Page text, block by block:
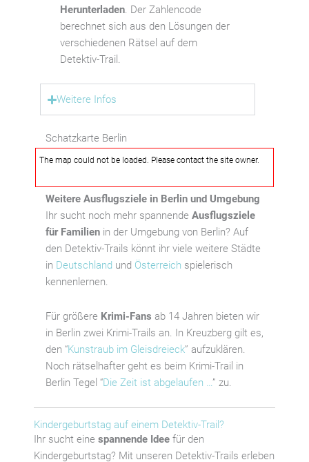
Herunterladen. Der Zahlencode
berechnet sich aus den Lösungen der
verschiedenen Rätsel auf dem
Detektiv-Trail.
Weitere Infos
Schatzkarte Berlin
The map could not be loaded. Please contact the site owner.
Weitere Ausflugsziele in Berlin und Umgebung
Ihr sucht noch mehr spannende Ausflugsziele
für Familien in der Umgebung von Berlin? Auf
den Detektiv-Trails könnt ihr viele weitere Städte
in Deutschland und Österreich spielerisch
kennenlernen.
Für größere Krimi-Fans ab 14 Jahren bieten wir
in Berlin zwei Krimi-Trails an. In Kreuzberg gilt es,
den “Kunstraub im Gleisdreieck” aufzuklären.
Noch rätselhafter geht es beim Krimi-Trail in
Berlin Tegel “Die Zeit ist abgelaufen …” zu.
Kindergeburtstag auf einem Detektiv-Trail?
Ihr sucht eine spannende Idee für den
Kindergeburtstag? Mit unseren Detektiv-Trails erleben